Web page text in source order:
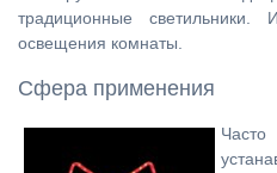
традиционные светильники.
освещения комнаты.
Сфера применения